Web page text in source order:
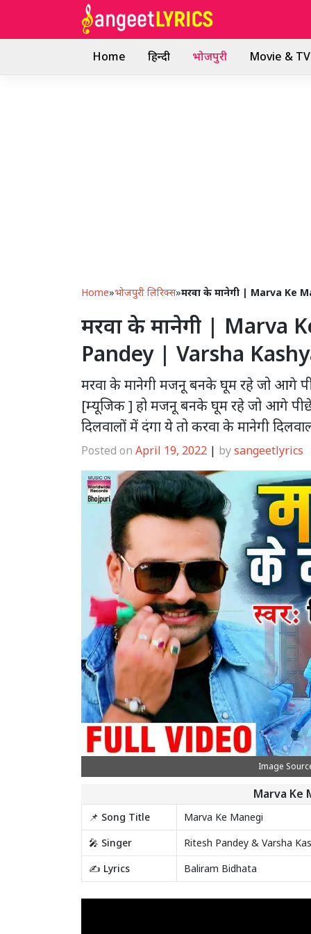
Home हिन्दी भोजपुरी Movie &
Home»भोजपुरी लिरिक्स»मरवा के मानेगी | Marva Ke
मरवा के मानेगी | Marva
Pandey | Varsha
मरवा के मानेगी मजनू बनके घूम रहे जो आगे
[म्यूजिक ] हो मजनू बनके घूम रहे जो आगे
दिलवालों में दंगा ये तो करवा के मानेगी
Posted on April 19, 2022 | bysangeetlyrics
Image
Marva Ke
📌 Song Title
Marva Ke Manegi
🎤 Singer
Ritesh Pandey & Varsha
✍️ Lyrics
Baliram Bidhata